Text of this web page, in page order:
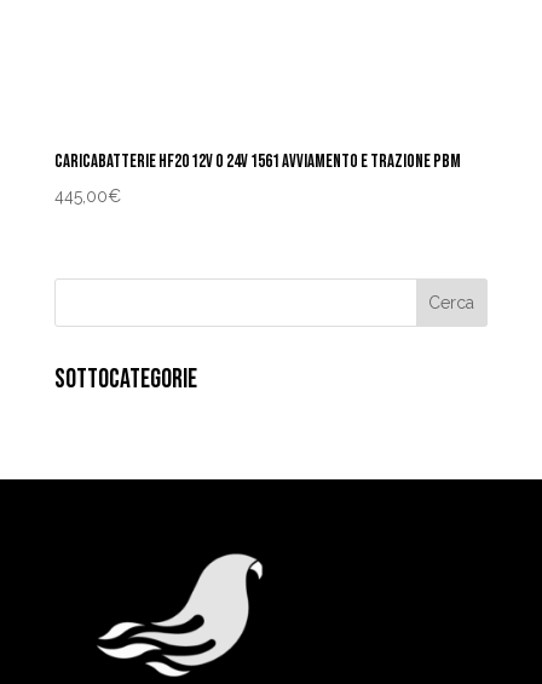
CARICABATTERIE HF20 12V O 24V 1561 AVVIAMENTO E TRAZIONE PBM
445,00€
SOTTOCATEGORIE